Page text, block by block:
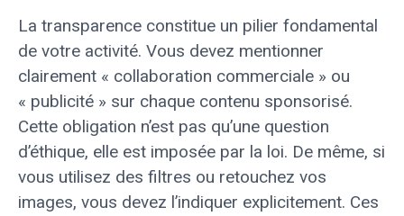
La transparence constitue un pilier fondamental
de votre activité. Vous devez mentionner
clairement « collaboration commerciale » ou
« publicité » sur chaque contenu sponsorisé.
Cette obligation n’est pas qu’une question
d’éthique, elle est imposée par la loi. De même, si
vous utilisez des filtres ou retouchez vos
images, vous devez l’indiquer explicitement. Ces